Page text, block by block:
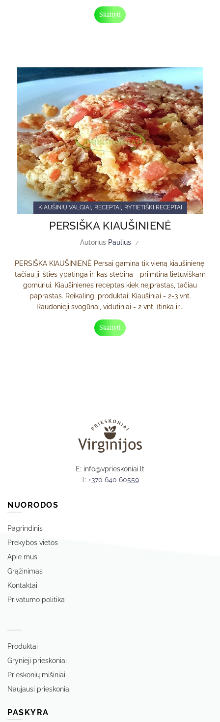
Skaityti
KIAUŠINIŲ VALGIAI RECEPTAI RYTIETIŠKI RECEPTAI
PERSIŠKA KIAUŠINIENĖ
Autorius Paulius
PERSIŠKA KIAUŠINIENĖ Persai gamina tik vieną kiaušinienę,
tačiau ji išties ypatinga ir, kas stebina - priimtina lietuviškam
gomuriui. Kiaušinienės receptas kiek neįprastas, tačiau
paprastas. Reikalingi produktai: Kiaušiniai - 2-3 vnt.
Raudonieji svogūnai, vidutiniai - 2 vnt. (tinka ir...
Skaityti
E: info@vprieskoniai.lt
T: +370 640 60559
NUORODOS
Pagrindinis
Prekybos vietos
Apie mus
Grąžinimas
Kontaktai
Privatumo politika
Produktai
Grynieji prieskoniai
Prieskonių mišiniai
Naujausi prieskoniai
PASKYRA